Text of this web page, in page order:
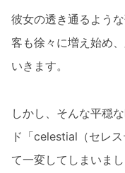
彼女の透き通るよう
客も徐々に増え始め
いきます。
しかし、そんな平穏
ド「celestial（セレ
て一変してしまいまし